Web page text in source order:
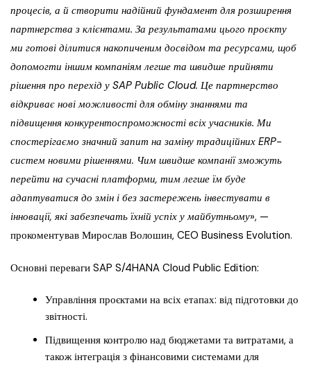
процесів, а й створити надійний фундамент для розширення
партнерства з клієнтами. За результатами цього проєкту
ми готові ділитися накопиченим досвідом та ресурсами, щоб
допомогти іншим компаніям легше та швидше прийняти
рішення про перехід у SAP Public Cloud. Це партнерство
відкриває нові можливості для обміну знаннями та
підвищення конкурентоспроможності всіх учасників. Ми
спостерігаємо значний запит на заміну традиційних ERP-
систем новими рішеннями. Чим швидше компанії зможуть
перейти на сучасні платформи, тим легше їм буде
адаптуватися до змін і без застережень інвестувати в
інновації, які забезпечать їхній успіх у майбутньому», —
прокоментував Мирослав Волошин, CEO Business Evolution.
Основні переваги SAP S/4HANA Cloud Public Edition:
Управління проєктами на всіх етапах: від підготовки до
звітності.
Підвищення контролю над бюджетами та витратами, а
також інтеграція з фінансовими системами для